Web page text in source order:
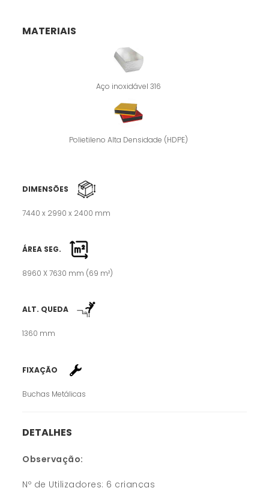
MATERIAIS
Aço inoxidável 316
Polietileno Alta Densidade (HDPE)
DIMENSÕES
7440 x 2990 x 2400 mm
ÁREA SEG.
8960 X 7630 mm (69 m²)
ALT. QUEDA
1360 mm
FIXAÇÃO
Buchas Metálicas
DETALHES
Observação:
Nº de Utilizadores: 6 crianças